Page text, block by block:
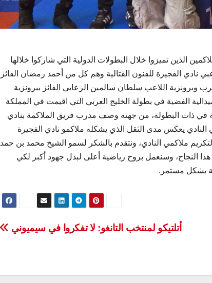
الذين تميزوا خلال البطولات الدولية التي شاركوا خلالها
نادي الفجيرة للفنون القتالية وهم كل من أحمد رمضان الفائز
وبرونزية اللاعب سلطان سالمين الزعابي الفائز ببرونزية
الفضية في بطولة الخليج العربي التي اقيمت في المملكة
في ذات البطولة، من جهته وصف مدرب فريق الملاكمة بنادي
النادي يعكس مدى الثقل الذي يشكله ملاكمو نادي الفجيرة
لتكريم ملاكمي النادي، ونتقدم بالشكر لسمو الشيخ محمد بن حمد
النجاح، وسنعمل بروح رياضية أعلى لبذل جهود أكبر لكي
بشكل مستمر.
أتلتيكو لمنتخب التانغو: لا تفكروا في سيميوني